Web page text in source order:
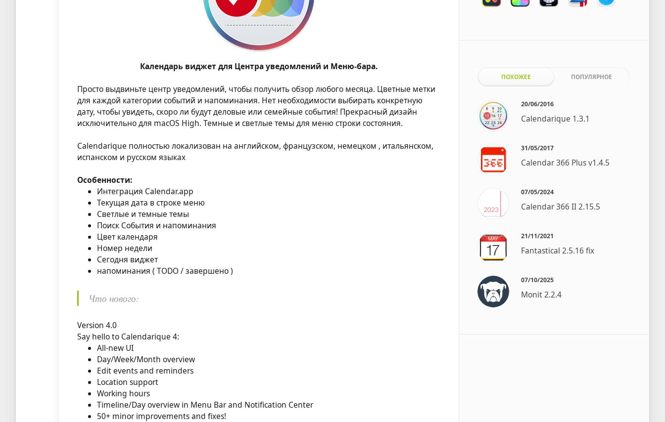
Календарь виджет для Центра уведомлений и Меню-бара.
Просто выдвиньте центр уведомлений, чтобы получить обзор любого месяца. Цветные метки
для каждой категории событий и напоминания. Нет необходимости выбирать конкретную
дату, чтобы увидеть, скоро ли будут деловые или семейные события! Прекрасный дизайн
исключительно для macOS High. Темные и светлые темы для меню строки состояния.
Calendarique полностью локализован на английском, французском, немецком , итальянском,
испанском и русском языках
Особенности:
Интеграция Calendar.app
Текущая дата в строке меню
Светлые и темные темы
Поиск События и напоминания
Цвет календаря
Номер недели
Сегодня виджет
напоминания ( TODO / завершено )
Что нового:
Version 4.0
Say hello to Calendarique 4:
All-new UI
Day/Week/Month overview
Edit events and reminders
Location support
Working hours
Timeline/Day overview in Menu Bar and Notification Center
50+ minor improvements and fixes!
ПОХОЖЕЕ ПОПУЛЯРНОЕ
20/06/2016
Calendarique 1.3.1
31/05/2017
Calendar 366 Plus v1.4.5
07/05/2024
Calendar 366 II 2.15.5
21/11/2021
Fantastical 2.5.16 fix
07/10/2025
Monit 2.2.4